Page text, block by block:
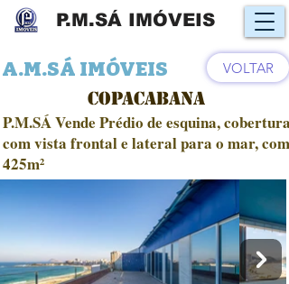
P.M.SÁ IMÓVEIS
A.M.SÁ IMÓVEIS VOLTAR
COPACABANA
P.M.SÁ Vende Prédio de esquina, cobertura
com vista frontal e lateral para o mar, com
425m²